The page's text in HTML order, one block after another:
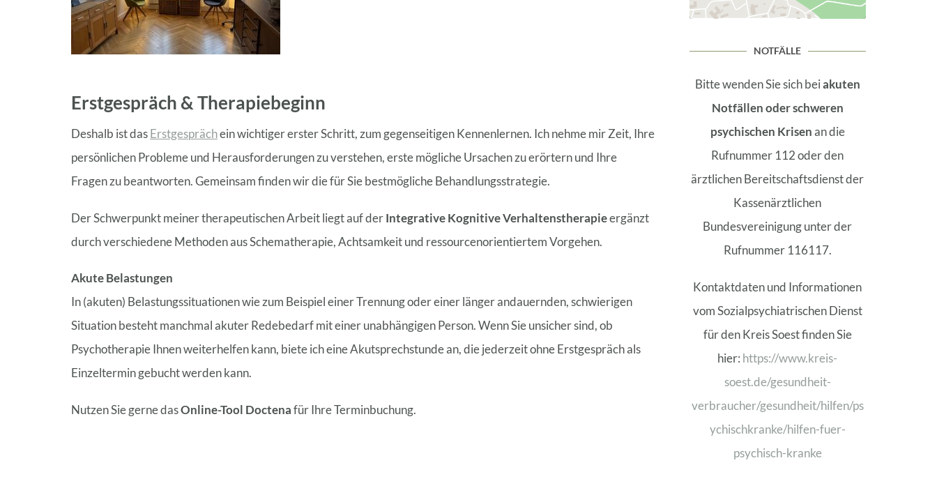
Erstgespräch & Therapiebeginn
Deshalb ist dasErstgesprächein wichtiger erster Schritt, zum gegenseitigen Kennenlernen. Ich nehme mir Zeit, Ihre
persönlichen Probleme und Herausforderungen zu verstehen, erste mögliche Ursachen zu erörtern und Ihre
Fragen zu beantworten. Gemeinsam finden wir die für Sie bestmögliche Behandlungsstrategie.
Der Schwerpunkt meiner therapeutischen Arbeit liegt auf derIntegrative Kognitive Verhaltenstherapieergänzt
durch verschiedene Methoden aus Schematherapie, Achtsamkeit und ressourcenorientiertem Vorgehen.
Akute Belastungen
In (akuten) Belastungssituationen wie zum Beispiel einer Trennung oder einer länger andauernden, schwierigen
Situation besteht manchmal akuter Redebedarf mit einer unabhängigen Person. Wenn Sie unsicher sind, ob
Psychotherapie Ihnen weiterhelfen kann, biete ich eine Akutsprechstunde an, die jederzeit ohne Erstgespräch als
Einzeltermin gebucht werden kann.
Nutzen Sie gerne dasOnline-Tool Doctenafür Ihre Terminbuchung.
NOTFÄLLE
Bitte wenden Sie sich beiakuten
Notfällen oder schweren
psychischen Krisenan die
Rufnummer 112 oder den
ärztlichen Bereitschaftsdienst der
Kassenärztlichen
Bundesvereinigung unter der
Rufnummer 116117.
Kontaktdaten und Informationen
vom Sozialpsychiatrischen Dienst
für den Kreis Soest finden Sie
hier: https://www.kreis-
soest.de/gesundheit-
verbraucher/gesundheit/hilfen/ps
ychischkranke/hilfen-fuer-
psychisch-kranke